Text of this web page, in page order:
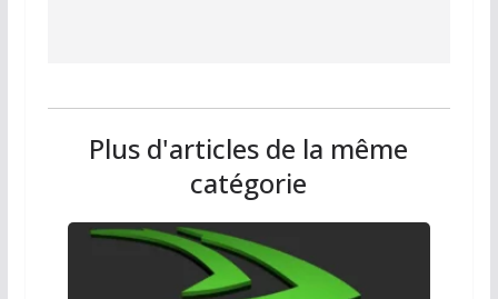
Plus d'articles de la même
catégorie